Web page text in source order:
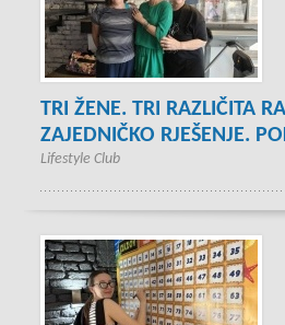
TRI ŽENE. TRI RAZLIČITA
ZAJEDNIČKO RJEŠENJE.
Lifestyle Club